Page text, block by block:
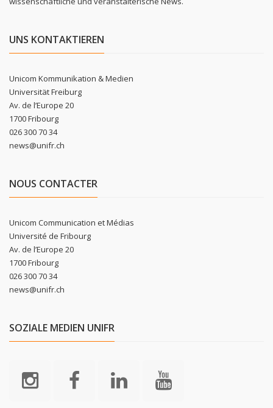
UNS KONTAKTIEREN
Unicom Kommunikation & Medien
Universität Freiburg
Av. de l’Europe 20
1700 Fribourg
026 300 70 34
news@unifr.ch
NOUS CONTACTER
Unicom Communication et Médias
Université de Fribourg
Av. de l’Europe 20
1700 Fribourg
026 300 70 34
news@unifr.ch
SOZIALE MEDIEN UNIFR